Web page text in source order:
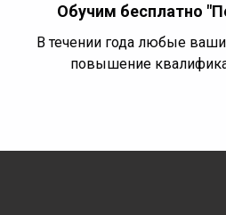
Обучим бесплатно
В течении года любые ваши
повышение